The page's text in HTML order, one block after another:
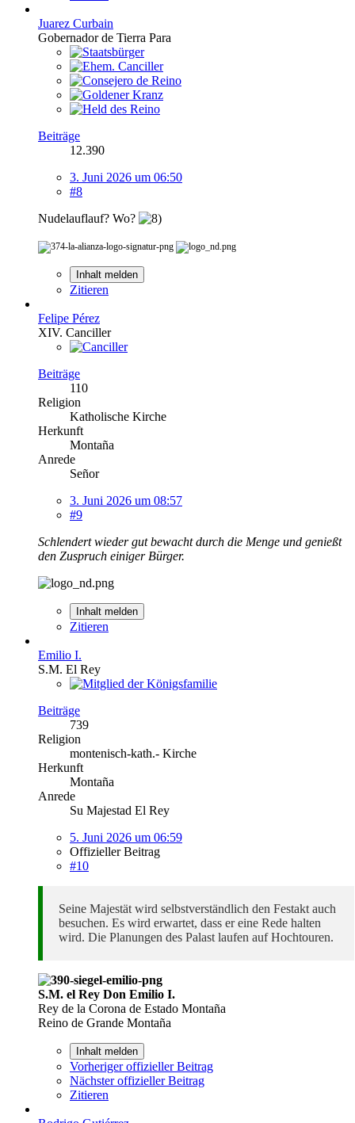
Juarez Curbain
Gobernador de Tierra Para
Beiträge
12.390
3. Juni 2026 um 06:50
#8
Nudelauflauf? Wo?
Inhalt melden
Zitieren
Felipe Pérez
XIV. Canciller
Beiträge
110
Religion
Katholische Kirche
Herkunft
Montaña
Anrede
Señor
3. Juni 2026 um 08:57
#9
Schlendert wieder gut bewacht durch die Menge und genießt
den Zuspruch einiger Bürger.
Inhalt melden
Zitieren
Emilio I.
S.M. El Rey
Beiträge
739
Religion
montenisch-kath.- Kirche
Herkunft
Montaña
Anrede
Su Majestad El Rey
5. Juni 2026 um 06:59
Offizieller Beitrag
#10
Seine Majestät wird selbstverständlich den Festakt auch
besuchen. Es wird erwartet, dass er eine Rede halten
wird. Die Planungen des Palast laufen auf Hochtouren.
S.M. el Rey Don Emilio I.
Rey de la Corona de Estado Montaña
Reino de Grande Montaña
Inhalt melden
Vorheriger offizieller Beitrag
Nächster offizieller Beitrag
Zitieren